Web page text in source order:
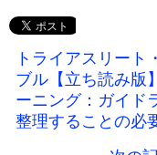
トライアスリート
ブル【立ち読み版
ーニング：ガイド
整理することの必